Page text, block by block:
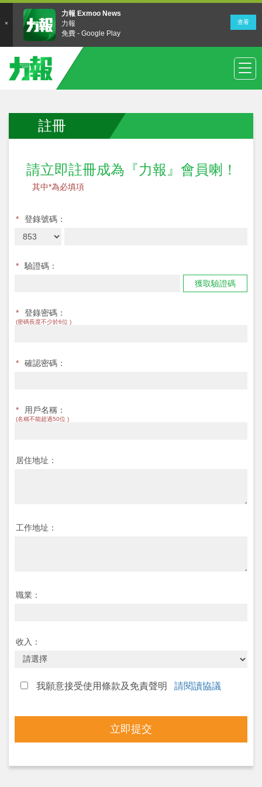
註冊
請立即註冊成為『力報』會員喇！
其中*為必填項
* 登錄號碼：
*
驗證碼：
獲取驗證碼
* 登錄密碼：
(密碼長度不少於6位 )
* 確認密碼：
* 用戶名稱：
(名稱不能超過50位 )
居住地址：
工作地址：
職業：
收入：
我願意接受使用條款及免責聲明 請閱讀協議